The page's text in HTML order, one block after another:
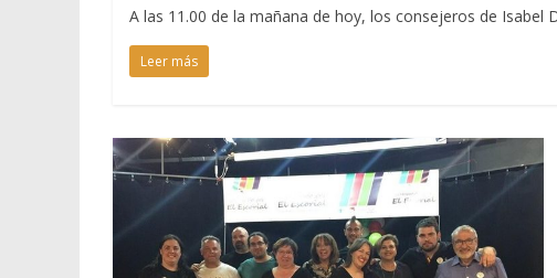
A las 11.00 de la mañana de hoy, los consejeros de Isabel
Leer más